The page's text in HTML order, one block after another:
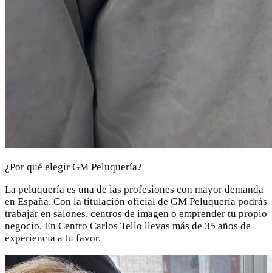
¿Por qué elegir GM Peluquería?
La peluquería es una de las profesiones con mayor demanda
en España. Con la titulación oficial de GM Peluquería podrás
trabajar en salones, centros de imagen o emprender tu propio
negocio. En Centro Carlos Tello llevas más de 35 años de
experiencia a tu favor.